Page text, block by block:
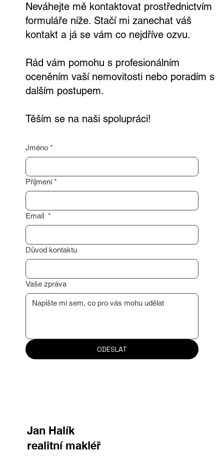
Neváhejte mě kontaktovat prostřednictvím
formuláře níže. Stačí mi zanechat váš
kontakt a já se vám co nejdříve ozvu.
Rád vám pomohu s profesionálním
oceněním vaší nemovitosti nebo poradím s
dalším postupem.
Těším se na naši spolupráci!
Jméno *
Příjmení *
Email *
Důvod kontaktu
Vaše zpráva
ODESLAT
Jan Halík
realitní makléř